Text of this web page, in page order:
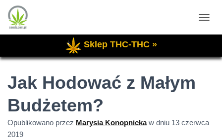
Sklep THC-THC »
R
Ł
Jak Hodować z Małym
Budżetem?
Opublikowano przez Marysia Konopnickaw dniu 13 czerwca
2019